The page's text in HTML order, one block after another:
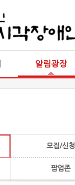
알림광장
모집/신청
팝업존